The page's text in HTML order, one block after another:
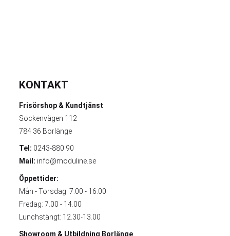
KONTAKT
Frisörshop & Kundtjänst
Sockenvägen 112
784 36 Borlänge
Tel: 0243-880 90
Mail: info@moduline.se
Öppettider:
Mån - Torsdag: 7.00 - 16.00
Fredag: 7.00 - 14.00
Lunchstängt: 12.30-13.00
Showroom & Utbildning Borlänge